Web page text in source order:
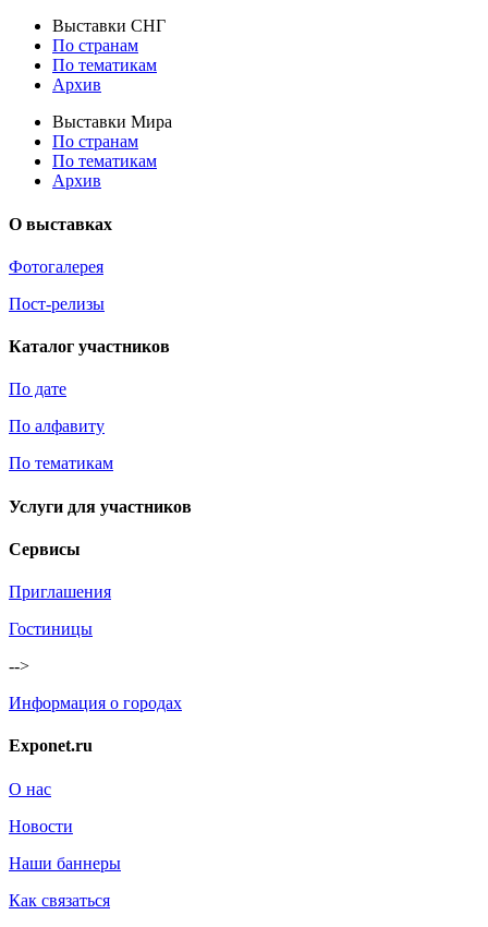
Выставки СНГ
По странам
По тематикам
Архив
Выставки Мира
По странам
По тематикам
Архив
О выставках
Фотогалерея
Пост-релизы
Каталог участников
По дате
По алфавиту
По тематикам
Услуги для участников
Сервисы
Приглашения
Гостиницы
-->
Информация о городах
Exponet.ru
О нас
Новости
Наши баннеры
Как связаться